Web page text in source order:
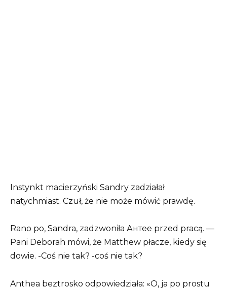
Instynkt macierzyński Sandry zadziałał
natychmiast. Czuł, że nie może mówić prawdę.
Rano po, Sandra, zadzwoniła Антее przed pracą. —
Pani Deborah mówi, że Matthew płacze, kiedy się
dowie. -Coś nie tak? -coś nie tak?
Anthea beztrosko odpowiedziała: «O, ja po prostu